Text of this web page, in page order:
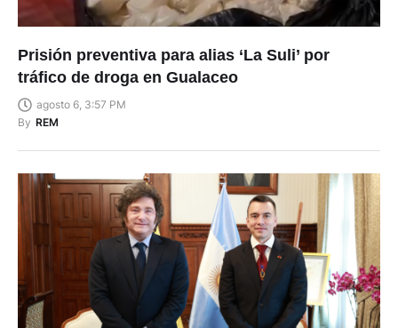
Prisión preventiva para alias ‘La Suli’ por
tráfico de droga en Gualaceo
agosto 6, 3:57 PM
By REM